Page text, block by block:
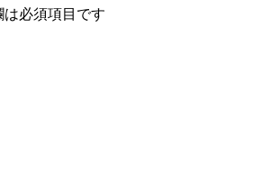
必須項目です